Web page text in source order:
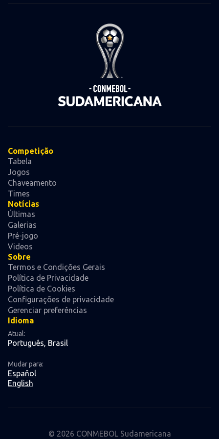
Competição
Tabela
Jogos
Chaveamento
Times
Notícias
Últimas
Galerias
Pré-jogo
Videos
Sobre
Termos e Condições Gerais
Política de Privacidade
Política de Cookies
Configurações de privacidade
Gerenciar preferências
Idioma
Atual:
Português, Brasil
Mudar para:
Español
English
© 2026 CONMEBOL Sudamericana